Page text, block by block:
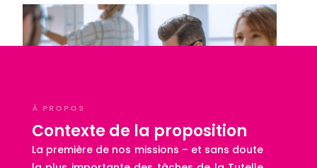
À PROPOS
Contexte de la proposition
La première de nos missions – et sans doute